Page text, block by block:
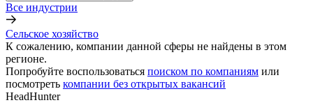
Все индустрии
Сельское хозяйство
К сожалению, компании данной сферы не найдены в этом
регионе.
Попробуйте воспользоваться поиском по компаниям или
посмотреть компании без открытых вакансий
HeadHunter